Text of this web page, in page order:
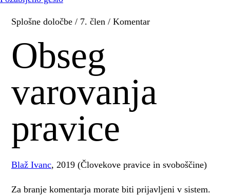
Splošne določbe / 7. člen / Komentar
Obseg
varovanja
pravice
Blaž Ivanc, 2019 (Človekove pravice in svoboščine)
Za branje komentarja morate biti prijavljeni v sistem.